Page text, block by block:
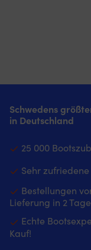
Schwedens
in Deutschland
25 000
Sehr
Bestellungen
Lieferung in 2
Echte
Kauf!